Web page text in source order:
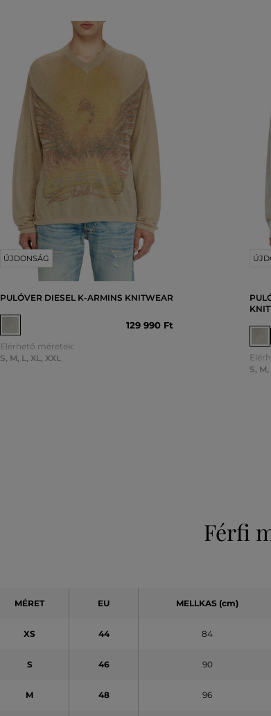
ÚJDONSÁG
PULÓVER DIESEL K-ARMINS KNITWEAR
129 990 Ft
Elérhető méretek:
S, M, L, XL, XXL
S, M,
Férfi
MÉRET EU MELLKAS (cm)
XS 44 84
S 46 90
M 48 96